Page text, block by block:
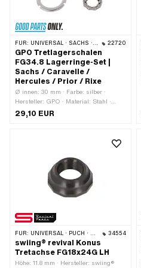
FÜR: UNIVERSAL · SACHS · HERCULES 22720
GPO Tretlagerschalen
FG34.8 Lagerringe-Set |
Sachs / Caravelle /
Hercules / Prior / Rixe
Ø innen: 30 mm · Farbe: silber ·
Hersteller: GPO · Material: Stahl ·
Oberfläche: verzinkt (blau) · Lagerart:
29,10 EUR
FÜR: UNIVERSAL · PUCH · SACHS 34554
swiing® revival Konus
Tretachse FG18x24G LH
Höhe: 11.8 mm · Hersteller: swiing®